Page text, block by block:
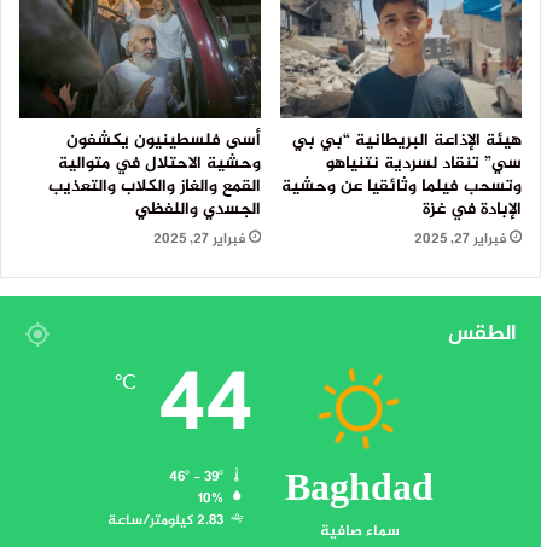
هيئة الإذاعة البريطانية “بي بي
سي” تنقاد لسردية نتنياهو
وتسحب فيلما وثائقيا عن وحشية
الإبادة في غزة
فبراير 27, 2025
أسى فلسطينيون يكشفون
وحشية الاحتلال في متوالية
القمع والغاز والكلاب والتعذيب
الجسدي واللفظي
فبراير 27, 2025
الطقس
Baghdad
سماء صافية
44
℃
10%
2.83 كيلومتر/ساعة